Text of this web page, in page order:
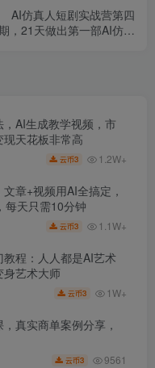
AI仿真人短剧实战营第四
，21天做出第一部AI仿真
AI生成教学视频，市
天花板非常高
云币3 1.2W+
章+视频用AI全搞定，
每天只需10分钟
云币3 1.1W+
程：人人都是AI艺术
身艺术大师
云币3 1W+
真实商单案例分享，
云币3 9561